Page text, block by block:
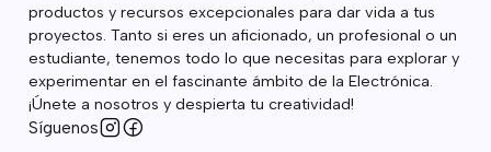
productos y recursos excepcionales para dar vida a tus
proyectos. Tanto si eres un aficionado, un profesional o un
estudiante, tenemos todo lo que necesitas para explorar y
experimentar en el fascinante ámbito de la Electrónica.
¡Únete a nosotros y despierta tu creatividad!
Síguenos